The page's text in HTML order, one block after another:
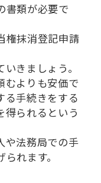
書類が必要で
権抹消登記申請
きましょう。
むよりも安価で
る手続きをする
得られるという
や法務局での手
れます。